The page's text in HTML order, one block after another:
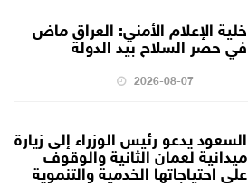
خلية الإعلام الأمني: العراق ماض
في حصر السلاح بيد الدولة
2026-08-07
السعود يدعو رئيس الوزراء إلى زيارة
ميدانية لعمان الثانية والوقوف
على احتياجاتها الخدمية والتنموية